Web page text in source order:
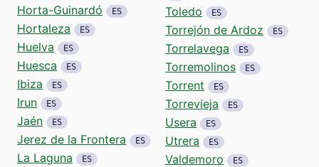
Horta-Guinardó ES
Hortaleza ES
Huelva ES
Huesca ES
Ibiza ES
Irun ES
Jaén ES
Jerez de la Frontera ES
La Laguna ES
Toledo ES
Torrejón de Ardoz ES
Torrelavega ES
Torremolinos ES
Torrent ES
Torrevieja ES
Usera ES
Utrera ES
Valdemoro ES